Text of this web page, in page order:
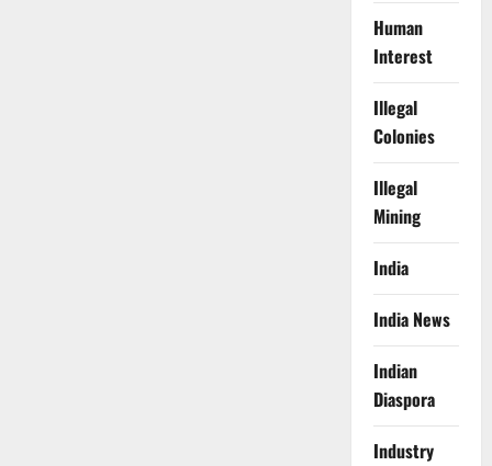
Human
Interest
Illegal
Colonies
Illegal
Mining
India
India News
Indian
Diaspora
Industry